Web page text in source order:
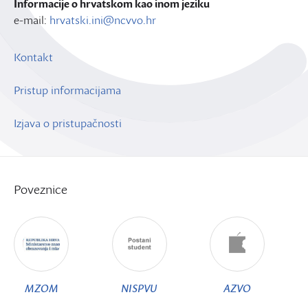
Informacije o hrvatskom kao inom jeziku
e-mail: hrvatski.ini@ncvvo.hr
Kontakt
Pristup informacijama
Izjava o pristupačnosti
Poveznice
MZOM NISPVU AZVO